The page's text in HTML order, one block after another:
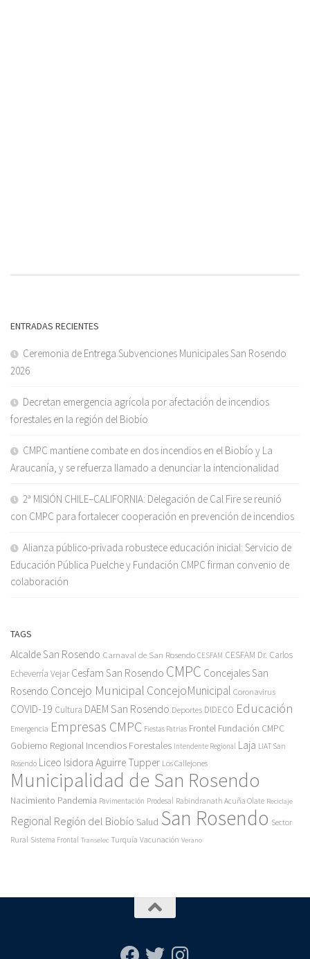
ENTRADAS RECIENTES
Ceremonia de Entrega Subvenciones Municipales San Rosendo
2026
Decretan emergencia agrícola por afectación de incendios
forestales en la región del Biobío
CMPC mantiene combate en dos incendios en el Biobío y La
Araucanía, y se refuerza llamado a denunciar la intencionalidad
2ª MISIÓN CHILE–CALIFORNIA: Delegación de Cal Fire se reunió
con CMPC para fortalecer cooperación en prevención de incendios
Alianza público-privada robustece educación inicial: Servicio de
Educación Pública Puelche y Fundación CMPC firman convenio de
colaboración
TAGS
Alcalde San Rosendo Carnaval de San Rosendo CESFAM CESFAM Dr. Carlos
Echeverría Vejar Cesfam San Rosendo CMPC Concejales San
Rosendo Concejo Municipal ConcejoMunicipal Coronavirus
COVID-19 Cultura DAEM San Rosendo Deportes DIDECO Educación
Emergencia Empresas CMPC Fiestas Patrias Frontel Fundación CMPC
Gobierno Regional Incendios Forestales Intendente Regional Laja LIAT San
Rosendo Liceo Isidora Aguirre Tupper Los Callejones
Municipalidad de San Rosendo
Nacimiento Pandemia Pavimentación Prodesal Rabindranath Acuña Olate Reciclaje
Regional Región del Biobío Salud San Rosendo Sector
Rural Sistema Frontal Transelec Turquía Vacunación Verano